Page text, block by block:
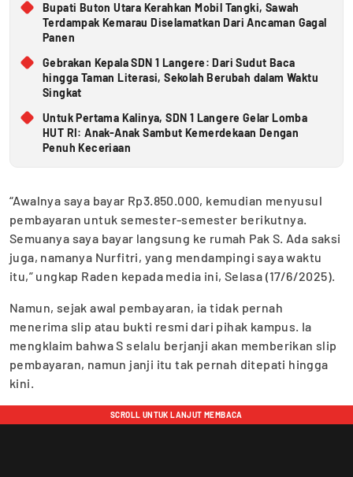
Bupati Buton Utara Kerahkan Mobil Tangki, Sawah
Terdampak Kemarau Diselamatkan Dari Ancaman Gagal
Panen
Gebrakan Kepala SDN 1 Langere: Dari Sudut Baca
hingga Taman Literasi, Sekolah Berubah dalam Waktu
Singkat
Untuk Pertama Kalinya, SDN 1 Langere Gelar Lomba
HUT RI: Anak-Anak Sambut Kemerdekaan Dengan
Penuh Keceriaan
“Awalnya saya bayar Rp3.850.000, kemudian menyusul
pembayaran untuk semester-semester berikutnya.
Semuanya saya bayar langsung ke rumah Pak S. Ada saksi
juga, namanya Nurfitri, yang mendampingi saya waktu
itu,” ungkap Raden kepada media ini, Selasa (17/6/2025).
Namun, sejak awal pembayaran, ia tidak pernah
menerima slip atau bukti resmi dari pihak kampus. Ia
mengklaim bahwa S selalu berjanji akan memberikan slip
pembayaran, namun janji itu tak pernah ditepati hingga
kini.